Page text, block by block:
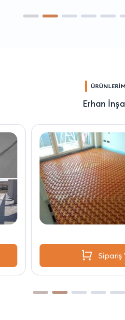
Erhan
Sipariş